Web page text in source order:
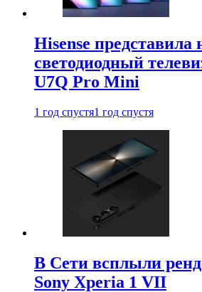
Hisense представила
светодиодный
U7Q Pro Mini
1 год спустя1 год спустя
В Сети всплыли
Sony Xperia 1 VII